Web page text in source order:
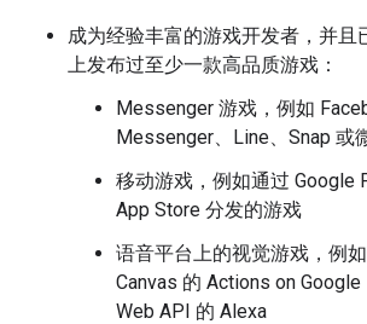
成为经验丰富的游戏开发者，并且
上发布过至少一款高品质游戏：
Messenger 游戏，例如
Messenger、Line、Snap 或
移动游戏，例如通过 Google
App Store 分发的游戏
语音平台上的视觉游戏，例
Canvas 的 Actions on
Web API 的 Alexa